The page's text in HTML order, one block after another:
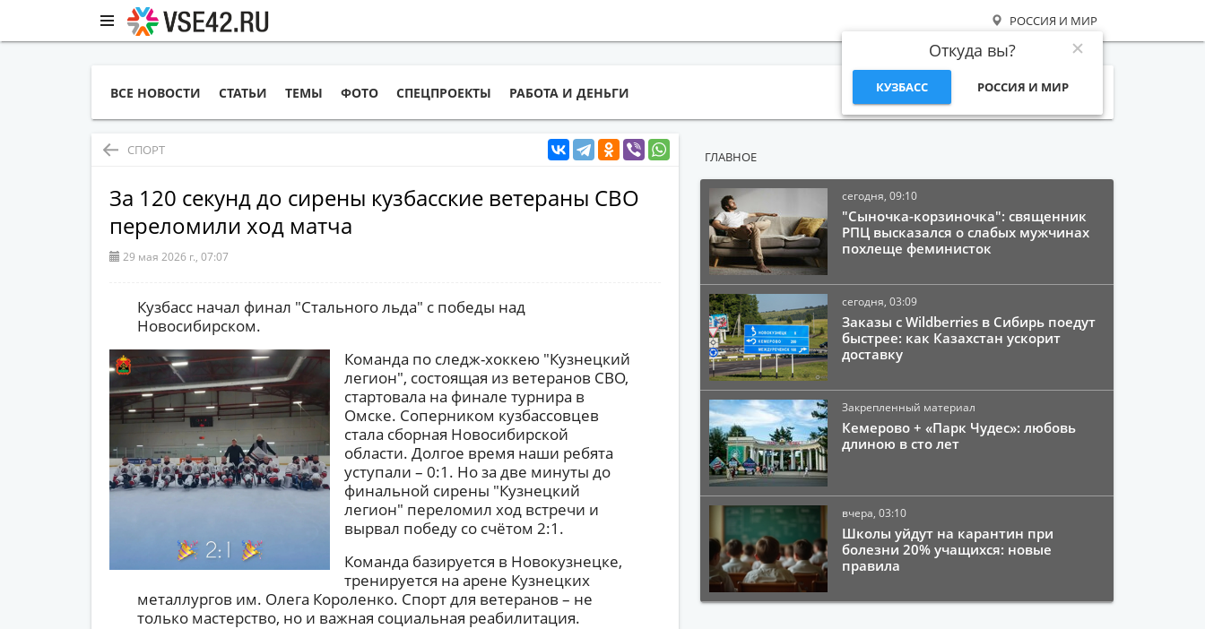
РОССИЯ И МИР
Откуда вы?
КУЗБАСС РОССИЯ И МИР
ВСЕ НОВОСТИ СТАТЬИ ТЕМЫ ФОТО СПЕЦПРОЕКТЫ РАБОТА И ДЕНЬГИ Поиск
СПОРТ
За 120 секунд до сирены кузбасские ветераны СВО
переломили ход матча
29 мая 2026 г., 07:07
Кузбасс начал финал "Стального льда" с победы над
Новосибирском.
Команда по следж-хоккею "Кузнецкий
легион", состоящая из ветеранов СВО,
стартовала на финале турнира в
Омске. Соперником кузбассовцев
стала сборная Новосибирской
области. Долгое время наши ребята
уступали – 0:1. Но за две минуты до
финальной сирены "Кузнецкий
легион" переломил ход встречи и
вырвал победу со счётом 2:1.
Команда базируется в Новокузнецке,
тренируется на арене Кузнецких
металлургов им. Олега Короленко. Спорт для ветеранов – не
только мастерство, но и важная социальная реабилитация.
ГЛАВНОЕ
сегодня, 09:10
"Сыночка-корзиночка": священник
РПЦ высказался о слабых мужчинах
похлеще феминисток
сегодня, 03:09
Заказы с Wildberries в Сибирь поедут
быстрее: как Казахстан ускорит
доставку
Закрепленный материал
Кемерово + «Парк Чудес»: любовь
длиною в сто лет
вчера, 03:10
Школы уйдут на карантин при
болезни 20% учащихся: новые
правила